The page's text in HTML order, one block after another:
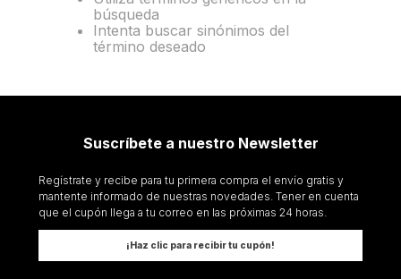
búsqueda
Intenta buscar sinónimos del
término deseado
Suscríbete a nuestro Newsletter
Regístrate y recibe para tu primera compra el envío gratis y
mantente informado de nuestras novedades. Tener en cuenta
que el cupón llega a tu correo en las próximas 24 horas.
¡Haz clic para recibir tu cupón!